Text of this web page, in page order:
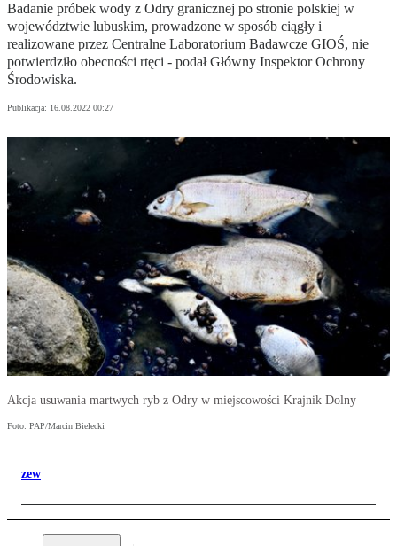
Badanie próbek wody z Odry granicznej po stronie polskiej w
województwie lubuskim, prowadzone w sposób ciągły i
realizowane przez Centralne Laboratorium Badawcze GIOŚ, nie
potwierdziło obecności rtęci - podał Główny Inspektor Ochrony
Środowiska.
Publikacja: 16.08.2022 00:27
Akcja usuwania martwych ryb z Odry w miejscowości Krajnik Dolny
Foto: PAP/Marcin Bielecki
zew